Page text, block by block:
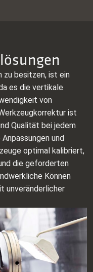
zu besitzen, ist ein
es die vertikale
von
ist
Qualität bei jedem
und
optimal kalibriert,
die geforderten
Können
unveränderlicher